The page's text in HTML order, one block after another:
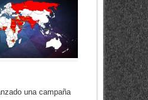
una campaña